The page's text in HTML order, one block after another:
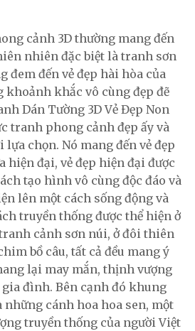
cảnh 3D thường mang đến
nhiên đặc biệt là tranh sơn
đem đến vẻ đẹp hài hòa của
khắc vô cùng đẹp đẽ
Dán Tường 3D Vẻ Đẹp Non
tranh phong cảnh đẹp ấy và
chọn. Nó mang đến vẻ đẹp
hiện đại, vẻ đẹp hiện đại được
tạo hình vô cùng độc đáo và
lên một cách sống động và
truyền thống được thể hiện ở
cảnh sơn núi, ở đôi thiên
bồ câu, tất cả đều mang ý
lại may mắn, thịnh vượng
đình. Bên cạnh đó khung
những cánh hoa hoa sen, một
truyền thống của người Việt